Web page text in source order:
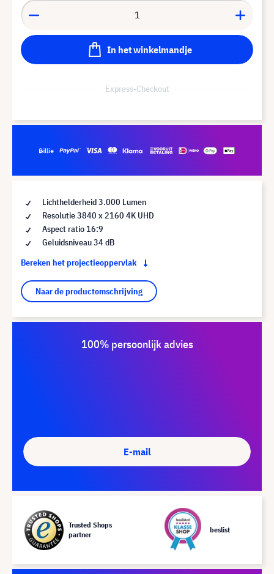
In het winkelmandje
Express-Checkout
Lichthelderheid 3.000 Lumen
Resolutie 3840 x 2160 4K UHD
Aspect ratio 16:9
Geluidsniveau 34 dB
Bereken het projectieoppervlak
Naar de productomschrijving
100% persoonlijk advies
E-mail
Trusted Shops
partner
beslist